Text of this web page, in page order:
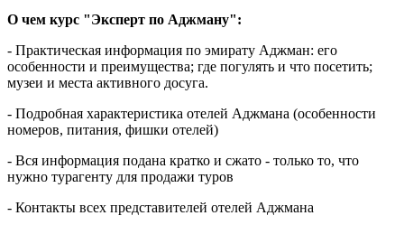
О чем курс "Эксперт по Аджману":
- Практическая информация по эмирату Аджман: его
особенности и преимущества; где погулять и что посетить;
музеи и места активного досуга.
- Подробная характеристика отелей Аджмана (особенности
номеров, питания, фишки отелей)
- Вся информация подана кратко и сжато - только то, что
нужно турагенту для продажи туров
- Контакты всех представителей отелей Аджмана